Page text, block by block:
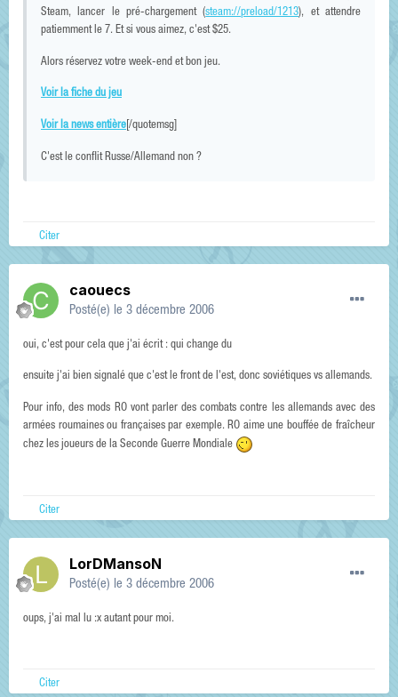
Steam, lancer le pré-chargement (steam://preload/1213), et attendre
patiemment le 7. Et si vous aimez, c'est $25.
Alors réservez votre week-end et bon jeu.
Voir la fiche du jeu
Voir la news entière [/quotemsg]
C'est le conflit Russe/Allemand non ?
Citer
caouecs
Posté(e) le 3 décembre 2006
oui, c'est pour cela que j'ai écrit : qui change du
ensuite j'ai bien signalé que c'est le front de l'est, donc soviétiques vs allemands.
Pour info, des mods RO vont parler des combats contre les allemands avec des
armées roumaines ou françaises par exemple. RO aime une bouffée de fraîcheur
chez les joueurs de la Seconde Guerre Mondiale
Citer
LorDMansoN
Posté(e) le 3 décembre 2006
oups, j'ai mal lu :x autant pour moi.
Citer